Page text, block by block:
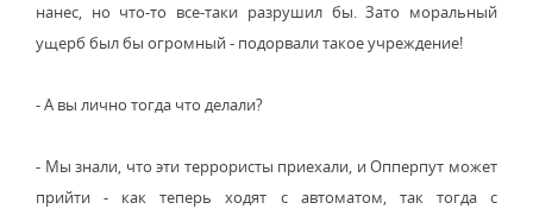
нанес, но что-то все-таки разрушил бы. Зато моральный
ущерб был бы огромный - подорвали такое учреждение!
- А вы лично тогда что делали?
- Мы знали, что эти террористы приехали, и Опперпут может
прийти - как теперь ходят с автоматом, так тогда с